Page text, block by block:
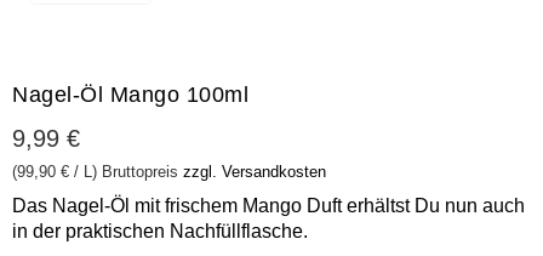
Nagel-Öl Mango 100ml
9,99 €
(99,90 € / L) Bruttopreis zzgl. Versandkosten
Das Nagel-Öl mit frischem Mango Duft erhältst Du nun auch
in der praktischen Nachfüllflasche.